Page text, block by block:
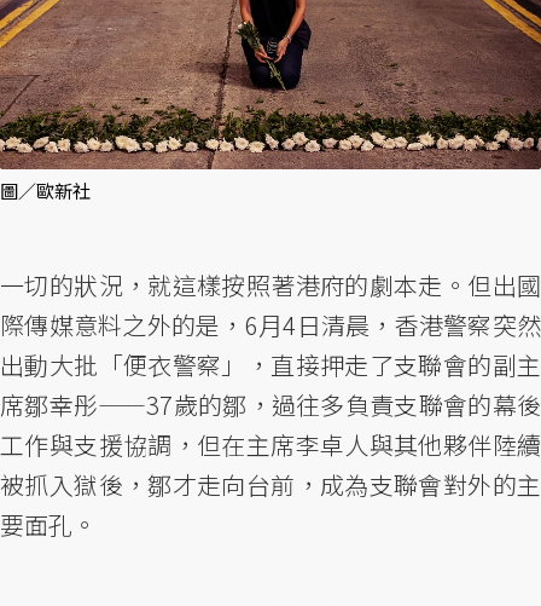
圖／歐新社
一切的狀況，就這樣按照著港府的劇本走。但出國
際傳媒意料之外的是，6月4日清晨，香港警察突然
出動大批「便衣警察」，直接押走了支聯會的副主
席鄒幸彤——37歲的鄒，過往多負責支聯會的幕後
工作與支援協調，但在主席李卓人與其他夥伴陸續
被抓入獄後，鄒才走向台前，成為支聯會對外的主
要面孔。